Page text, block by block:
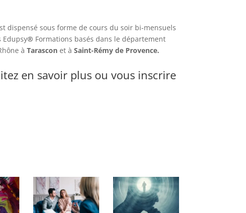
dispensé sous forme de cours du soir bi-mensuels
® Formations basés dans le département
à Tarasconet à Saint-Rémy de Provence.
en savoir plus ou vous inscrire